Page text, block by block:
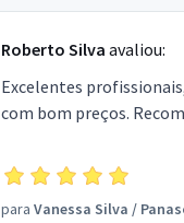
Roberto Silva avaliou:
Excelentes
com bom preços.
para Vanessa Silva /